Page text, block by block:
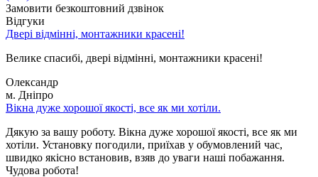
Замовити безкоштовний дзвінок
Відгуки
Двері відмінні, монтажники красені!
Велике спасибі, двері відмінні, монтажники красені!
Олександр
м. Дніпро
Вікна дуже хорошої якості, все як ми хотіли.
Дякую за вашу роботу. Вікна дуже хорошої якості, все як ми
хотіли. Установку погодили, приїхав у обумовлений час,
швидко якісно встановив, взяв до уваги наші побажання.
Чудова робота!